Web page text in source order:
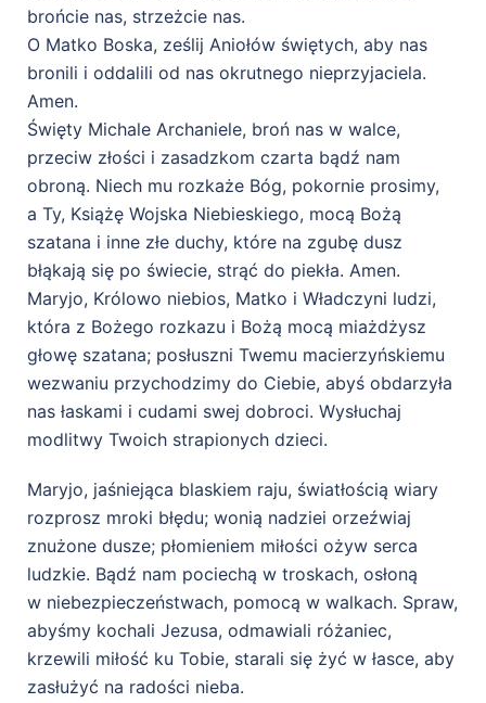
brońcie nas, strzeżcie nas.
O Matko Boska, ześlij Aniołów świętych, aby nas
bronili i oddalili od nas okrutnego nieprzyjaciela.
Amen.
Święty Michale Archaniele, broń nas w walce,
przeciw złości i zasadzkom czarta bądź nam
obroną. Niech mu rozkaże Bóg, pokornie prosimy,
a Ty, Książę Wojska Niebieskiego, mocą Bożą
szatana i inne złe duchy, które na zgubę dusz
błąkają się po świecie, strąć do piekła. Amen.
Maryjo, Królowo niebios, Matko i Władczyni ludzi,
która z Bożego rozkazu i Bożą mocą miażdżysz
głowę szatana; posłuszni Twemu macierzyńskiemu
wezwaniu przychodzimy do Ciebie, abyś obdarzyła
nas łaskami i cudami swej dobroci. Wysłuchaj
modlitwy Twoich strapionych dzieci.
Maryjo, jaśniejąca blaskiem raju, światłością wiary
rozprosz mroki błędu; wonią nadziei orzeźwiaj
znużone dusze; płomieniem miłości ożyw serca
ludzkie. Bądź nam pociechą w troskach, osłoną
w niebezpieczeństwach, pomocą w walkach. Spraw,
abyśmy kochali Jezusa, odmawiali różaniec,
krzewili miłość ku Tobie, starali się żyć w łasce, aby
zasłużyć na radości nieba.